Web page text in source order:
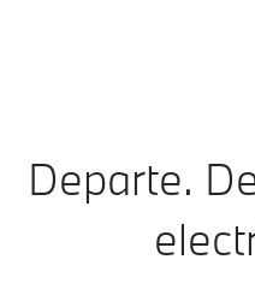
Departe.